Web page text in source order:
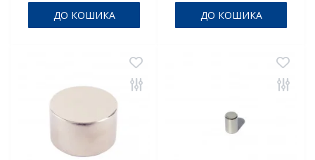
ДО КОШИКА ДО КОШИКА